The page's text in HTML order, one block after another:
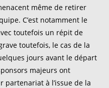
même de retirer
C’est notamment le
toutefois un répit de
toutefois, le cas de la
jours avant le départ
majeurs ont
partenariat à l’issue de la